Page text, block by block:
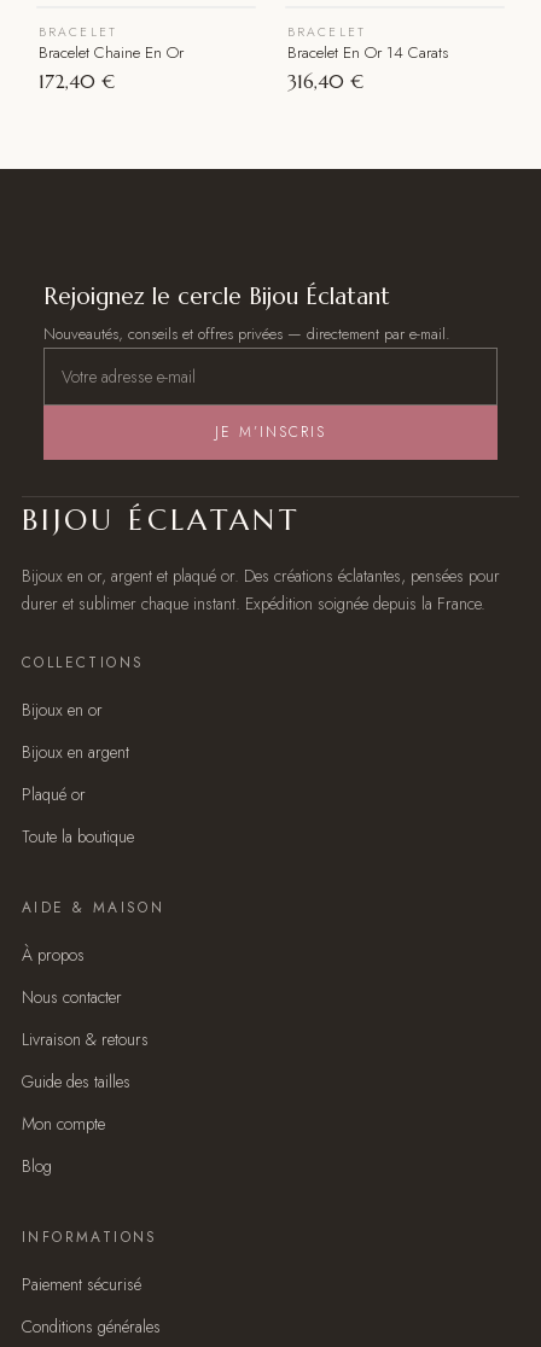
BRACELET
Bracelet Chaine En Or
172,40 €
Épuisé
BRACELET
Bracelet En Or 14 Carats
316,40 €
Rejoignez le cercle Bijou Éclatant
Nouveautés, conseils et offres privées — directement par e-mail.
JE M’INSCRIS
BIJOU ÉCLATANT
Bijoux en or, argent et plaqué or. Des créations éclatantes, pensées pour
durer et sublimer chaque instant. Expédition soignée depuis la France.
COLLECTIONS
Bijoux en or
Bijoux en argent
Plaqué or
Toute la boutique
AIDE & MAISON
À propos
Nous contacter
Livraison & retours
Guide des tailles
Mon compte
Blog
INFORMATIONS
Paiement sécurisé
Conditions générales